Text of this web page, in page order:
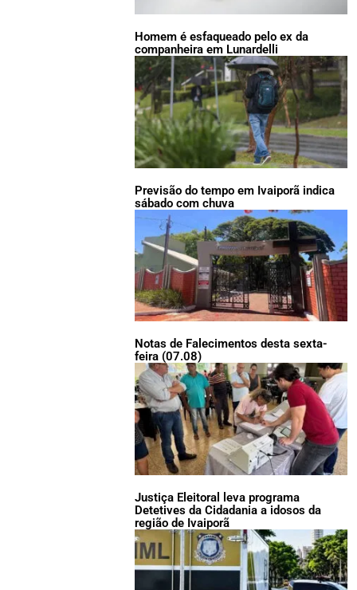
Homem é esfaqueado pelo ex da
companheira em Lunardelli
Previsão do tempo em Ivaiporã indica
sábado com chuva
Notas de Falecimentos desta sexta-
feira (07.08)
Justiça Eleitoral leva programa
Detetives da Cidadania a idosos da
região de Ivaiporã